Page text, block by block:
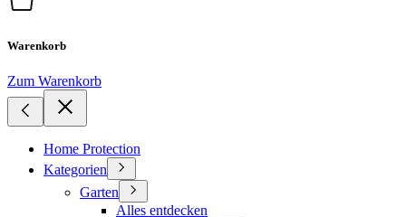
Warenkorb
Zum Warenkorb
Home Protection
Kategorien
Garten
Alles entdecken